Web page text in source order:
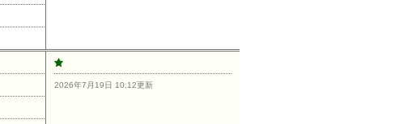
2026年7月19日 10:12更新